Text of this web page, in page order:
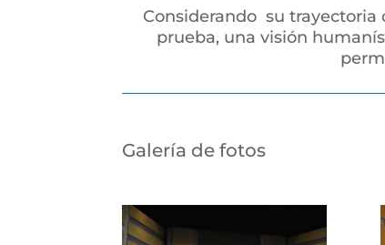
Considerando su trayectoria
prueba, una visión
Galería de fotos